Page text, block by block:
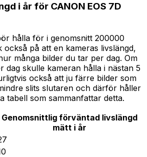
i år för CANON EOS 7D
hålla för i genomsnitt 200000
också på att en kameras livslängd,
många bilder du tar per dag. Om
dag skulle kameran hålla i nästan 5
också att ju färre bilder som
slits slutaren och därför håller
tabell som sammanfattar detta.
Genomsnittlig förväntad livslängd
mätt i år